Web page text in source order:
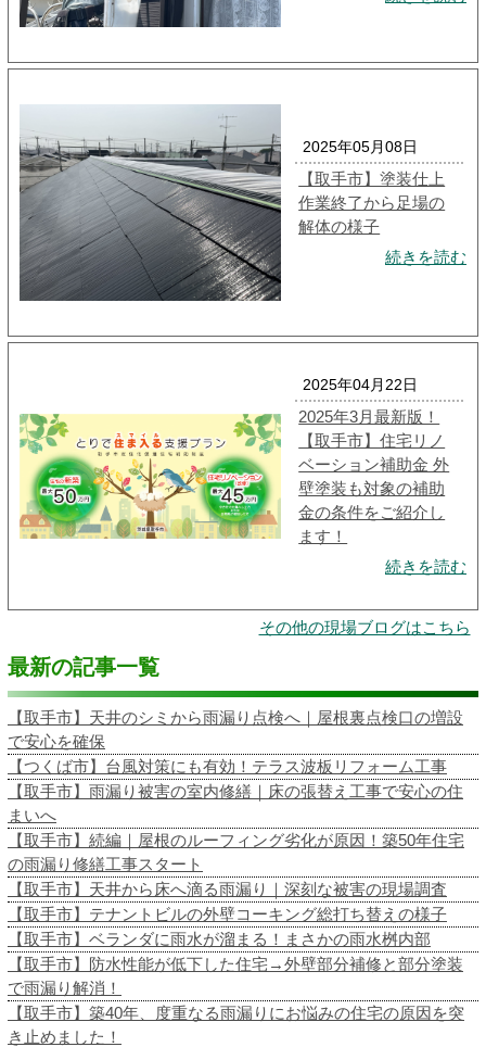
2025年05月08日
【取手市】塗装仕上
作業終了から足場の
解体の様子
続きを読む
2025年04月22日
2025年3月最新版！
【取手市】住宅リノ
ベーション補助金 外
壁塗装も対象の補助
金の条件をご紹介し
ます！
続きを読む
その他の現場ブログはこちら
最新の記事一覧
【取手市】天井のシミから雨漏り点検へ｜屋根裏点検口の増設
で安心を確保
【つくば市】台風対策にも有効！テラス波板リフォーム工事
【取手市】雨漏り被害の室内修繕｜床の張替え工事で安心の住
まいへ
【取手市】続編｜屋根のルーフィング劣化が原因！築50年住宅
の雨漏り修繕工事スタート
【取手市】天井から床へ滴る雨漏り｜深刻な被害の現場調査
【取手市】テナントビルの外壁コーキング総打ち替えの様子
【取手市】ベランダに雨水が溜まる！まさかの雨水桝内部
【取手市】防水性能が低下した住宅→外壁部分補修と部分塗装
で雨漏り解消！
【取手市】築40年、度重なる雨漏りにお悩みの住宅の原因を突
き止めました！